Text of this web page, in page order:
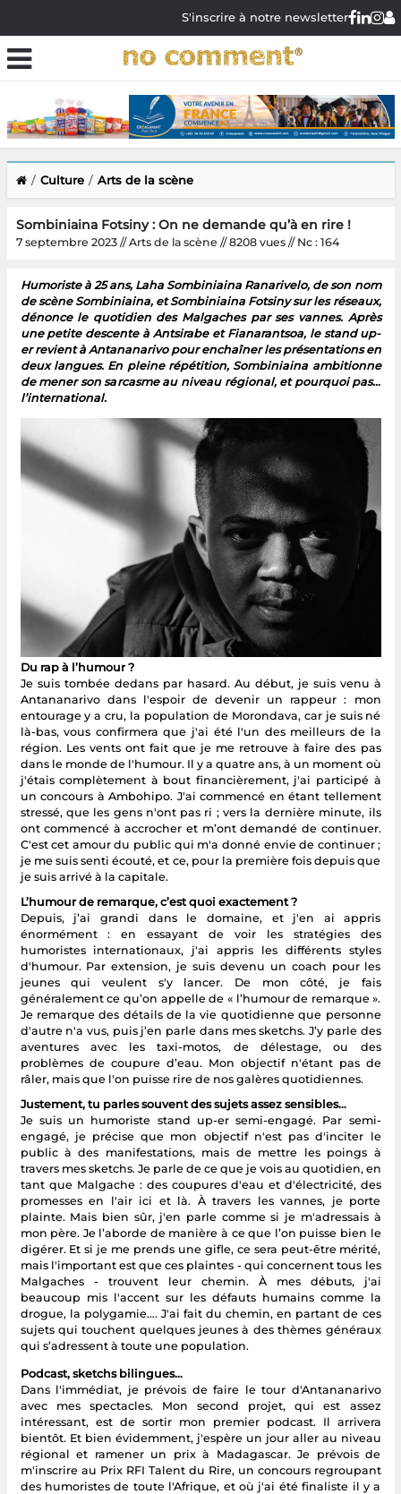
S'inscrire à notre newsletter
Culture Arts de la scène
Sombiniaina Fotsiny : On ne demande qu’à en rire !
7 septembre 2023 // Arts de la scène // 8208 vues // Nc : 164
Humoriste à 25 ans, Laha Sombiniaina Ranarivelo, de son nom
de scène Sombiniaina, et Sombiniaina Fotsiny sur les réseaux,
dénonce le quotidien des Malgaches par ses vannes. Après
une petite descente à Antsirabe et Fianarantsoa, le stand up-
er revient à Antananarivo pour enchaîner les présentations en
deux langues. En pleine répétition, Sombiniaina ambitionne
de mener son sarcasme au niveau régional, et pourquoi pas…
l’international.
Du rap à l’humour ?
Je suis tombée dedans par hasard. Au début, je suis venu à
Antananarivo dans l'espoir de devenir un rappeur : mon
entourage y a cru, la population de Morondava, car je suis né
là-bas, vous confirmera que j'ai été l'un des meilleurs de la
région. Les vents ont fait que je me retrouve à faire des pas
dans le monde de l'humour. Il y a quatre ans, à un moment où
j'étais complètement à bout financièrement, j'ai participé à
un concours à Ambohipo. J'ai commencé en étant tellement
stressé, que les gens n'ont pas ri ; vers la dernière minute, ils
ont commencé à accrocher et m’ont demandé de continuer.
C'est cet amour du public qui m'a donné envie de continuer ;
je me suis senti écouté, et ce, pour la première fois depuis que
je suis arrivé à la capitale.
L’humour de remarque, c’est quoi exactement ?
Depuis, j’ai grandi dans le domaine, et j'en ai appris
énormément : en essayant de voir les stratégies des
humoristes internationaux, j'ai appris les différents styles
d'humour. Par extension, je suis devenu un coach pour les
jeunes qui veulent s'y lancer. De mon côté, je fais
généralement ce qu’on appelle de « l’humour de remarque ».
Je remarque des détails de la vie quotidienne que personne
d'autre n'a vus, puis j’en parle dans mes sketchs. J’y parle des
aventures avec les taxi-motos, de délestage, ou des
problèmes de coupure d’eau. Mon objectif n'étant pas de
râler, mais que l'on puisse rire de nos galères quotidiennes.
Justement, tu parles souvent des sujets assez sensibles…
Je suis un humoriste stand up-er semi-engagé. Par semi-
engagé, je précise que mon objectif n'est pas d'inciter le
public à des manifestations, mais de mettre les poings à
travers mes sketchs. Je parle de ce que je vois au quotidien, en
tant que Malgache : des coupures d'eau et d'électricité, des
promesses en l'air ici et là. À travers les vannes, je porte
plainte. Mais bien sûr, j'en parle comme si je m'adressais à
mon père. Je l’aborde de manière à ce que l’on puisse bien le
digérer. Et si je me prends une gifle, ce sera peut-être mérité,
mais l'important est que ces plaintes - qui concernent tous les
Malgaches - trouvent leur chemin. À mes débuts, j'ai
beaucoup mis l'accent sur les défauts humains comme la
drogue, la polygamie…. J'ai fait du chemin, en partant de ces
sujets qui touchent quelques jeunes à des thèmes généraux
qui s’adressent à toute une population.
Podcast, sketchs bilingues…
Dans l'immédiat, je prévois de faire le tour d'Antananarivo
avec mes spectacles. Mon second projet, qui est assez
intéressant, est de sortir mon premier podcast. Il arrivera
bientôt. Et bien évidemment, j'espère un jour aller au niveau
régional et ramener un prix à Madagascar. Je prévois de
m'inscrire au Prix RFI Talent du Rire, un concours regroupant
des humoristes de toute l'Afrique, et où j'ai été finaliste il y a